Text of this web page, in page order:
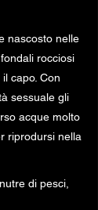
nascosto nelle
rocciosi
capo. Con
sessuale gli
acque molto
riprodursi nella
di pesci,